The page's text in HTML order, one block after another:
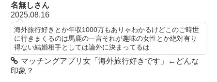
名無しさん
2025.08.16
海外旅行好きとか年収1000万もありゃわかるけどこのご時世
に行きまくるのは馬鹿の一言それが趣味の女性とか絶対有り
得ない結婚相手としては論外に決まってるは
マッチングアプリ女「海外旅行好きです」←どんな
印象？